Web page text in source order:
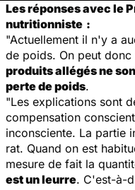
Les réponses avec le
nutritionniste :
"Actuellement il n'y a
de poids. On peut
produits allégés ne
perte de poids.
"Les explications sont
compensation
inconsciente. La partie
rat. Quand on est
mesure de fait la
est un leurre. C'est-à-